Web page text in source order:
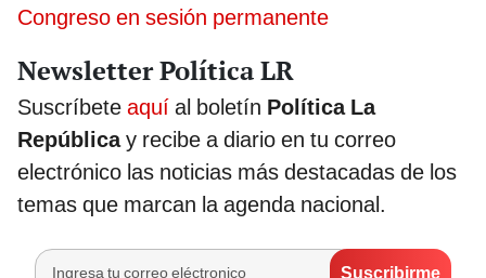
Congreso en sesión permanente
Newsletter Política LR
Suscríbete aquí al boletín Política La
Repúblicay recibe a diario en tu correo
electrónico las noticias más destacadas de los
temas que marcan la agenda nacional.